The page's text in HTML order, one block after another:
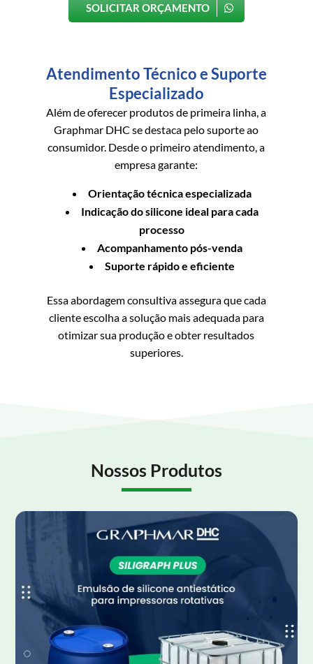
SOLICITAR ORÇAMENTO
Atendimento Técnico e Suporte
Especializado
Além de oferecer produtos de primeira linha, a
Graphmar DHC se destaca pelo suporte ao
consumidor. Desde o primeiro atendimento, a
empresa garante:
Orientação técnica especializada
Indicação do silicone ideal para cada
processo
Acompanhamento pós-venda
Suporte rápido e eficiente
Essa abordagem consultiva assegura que cada
cliente escolha a solução mais adequada para
otimizar sua produção e obter resultados
superiores.
Nossos Produtos